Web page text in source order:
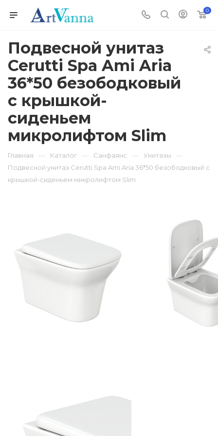
0
Подвесной унитаз
Cerutti Spa Ami Aria
36*50 безободковый
с крышкой-
сиденьем
микролифтом Slim
Главная — Каталог — Санфаянс — Унитазы —
Подвесной унитаз Cerutti Spa Ami Aria 36*50 безободковый с
крышкой-сиденьем микролифтом Slim